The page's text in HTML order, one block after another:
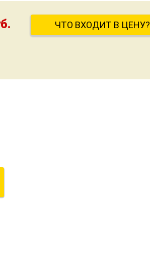
ЧТО ВХОДИТ В ЦЕНУ?